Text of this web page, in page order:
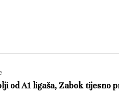
od A1 ligaša, Zabok tijesno